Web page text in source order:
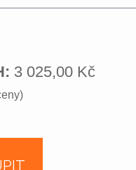
3 025,00 Kč